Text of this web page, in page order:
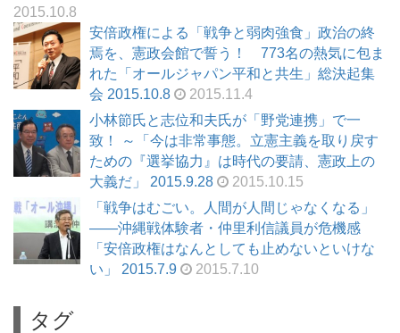
2015.10.8
安倍政権による「戦争と弱肉強食」政治の終
焉を、憲政会館で誓う！ 773名の熱気に包ま
れた「オールジャパン平和と共生」総決起集
会 2015.10.8
2015.11.4
小林節氏と志位和夫氏が「野党連携」で一
致！ ～「今は非常事態。立憲主義を取り戻す
ための『選挙協力』は時代の要請、憲政上の
大義だ」 2015.9.28
2015.10.15
「戦争はむごい。人間が人間じゃなくなる」
――沖縄戦体験者・仲里利信議員が危機感
「安倍政権はなんとしても止めないといけな
い」 2015.7.9
2015.7.10
タグ